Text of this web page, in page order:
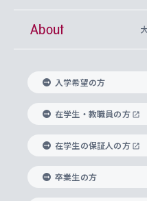
総合人間科学部
経済学部
外国語学部
総合グローバル学部
基盤教育センター
キリスト教人間学
身体知
思考と表現
データサイエンス
上智大学の語学教育
言語教育研究セン
上智大学のグロー
グローバル教育セ
上智大学で学ぶ
海外で学ぶ
学びのサポート
大学院
神学研究科
助産学専攻科
中世思想研究所
国際言語情報研究
グローバル・コン
比較文化研究所
産官学連携
知的財産
研究支援制度
重点領域研究・自
研究活動に関する
課外活動
課外教育プログラ
ボランティア活動
グローバルな学び
学生の相談窓口
心身の健康相談
ハラスメント防止
キャリア形成サポー
キャリア形成支援
住まいのサポート
上智大学で取得でき
入れの方針）
科目等履修生
研究生・外国人特
交換留学生(海外大
About
理事長・学長メッ
学長・副学長紹介
上智大学の精神
上智大学の理念
上智大学の沿革
グローバルエンゲー
上智大学を訪れた
上智大学公式ソー
入学希望の方
在学生・教職員の方
在学生の保証人の方
卒業生の方